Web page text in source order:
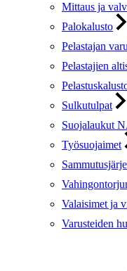
Mittaus ja
Palokalusto
Pelastajan
Pelastajien
Sulkutulpat
Suojalaukut
Työsuojaimet
Valaisimet ja
Varusteiden